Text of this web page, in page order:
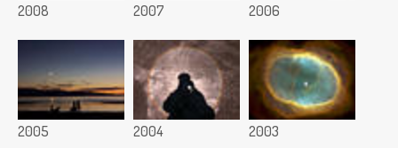
2008 2007 2006
2005 2004 2003